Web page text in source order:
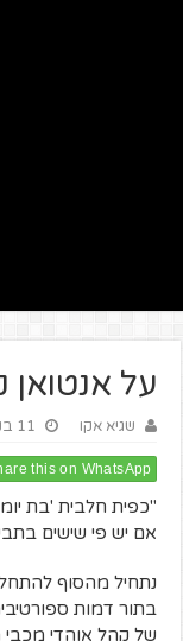
על אנטואן
שגיא אקו 11 בנובמבר 2019
this on WhatsApp
"כפית חלבית 'בת
אם יש פי שישים
נתחיל מהסוף
בתור דמות
של קהל אוהדי מכבי